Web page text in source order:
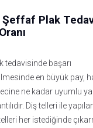
Plak
tedavisinde başarı
en büyük pay,
ne kadar uyumlu
Diş telleri ile
her istediğinde